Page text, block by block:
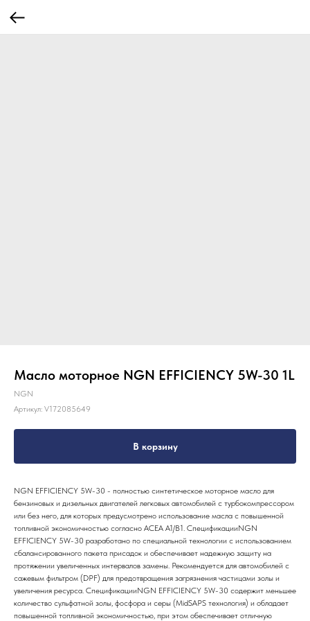
Масло моторное NGN EFFICIENCY 5W-30 1L
NGN
Артикул: V172085649
В корзину
NGN EFFICIENCY 5W-30 - полностью синтетическое моторное масло для
бензиновых и дизельных двигателей легковых автомобилей с турбокомпрессором
или без него, для которых предусмотрено использование масла с повышенной
топливной экономичностью согласно ACEA A1/B1. СпецификацииNGN
EFFICIENCY 5W-30 разработано по специальной технологии с использованием
сбалансированного пакета присадок и обеспечивает надежную защиту на
протяжении увеличенных интервалов замены. Рекомендуется для автомобилей с
сажевым фильтром (DPF) для предотвращения загрязнения частицами золы и
увеличения ресурса. СпецификацииNGN EFFICIENCY 5W-30 содержит меньшее
количество сульфатной золы, фосфора и серы (MidSAPS технология) и обладает
повышенной топливной экономичностью, при этом обеспечивает отличную